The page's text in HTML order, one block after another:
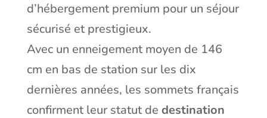
d’hébergement premium pour un séjour
sécurisé et prestigieux.
Avec un enneigement moyen de 146
cm en bas de station sur les dix
dernières années, les sommets français
confirment leur statut de destination